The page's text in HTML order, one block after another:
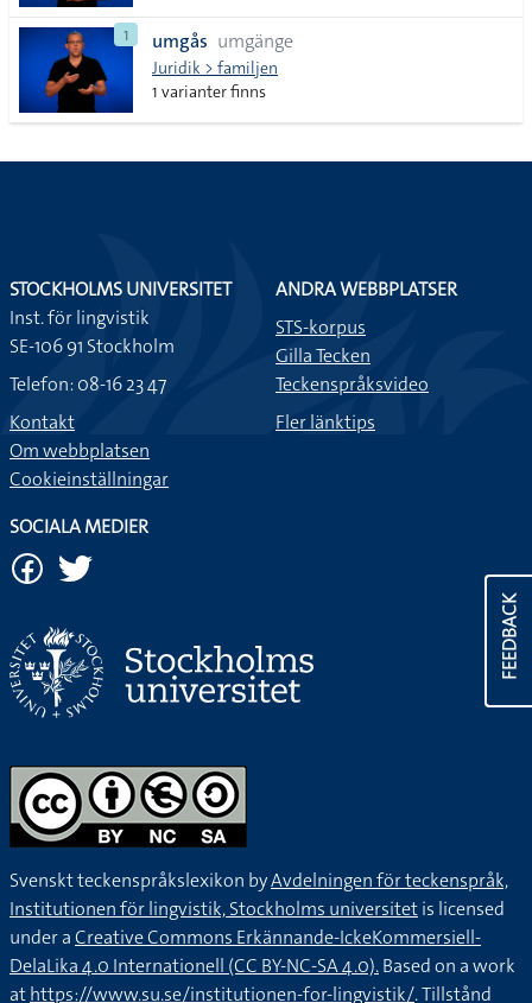
1 umgås umgänge
Juridik > familjen
1 varianter finns
FEEDBACK
STOCKHOLMS UNIVERSITET
Inst. för lingvistik
SE-106 91 Stockholm
Telefon: 08-16 23 47
Kontakt
Om webbplatsen
Cookieinställningar
ANDRA WEBBPLATSER
STS-korpus
Gilla Tecken
Teckenspråksvideo
Fler länktips
SOCIALA MEDIER
Svenskt teckenspråkslexikon byAvdelningen för teckenspråk,
Institutionen för lingvistik, Stockholms universitetis licensed
under aCreative Commons Erkännande-IckeKommersiell-
DelaLika 4.0 Internationell (CC BY-NC-SA 4.0).Based on a work
athttps://www.su.se/institutionen-for-lingvistik/. Tillstånd